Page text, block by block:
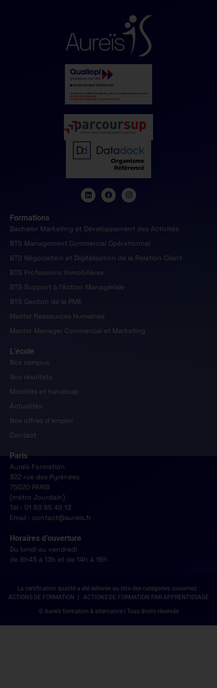
Formations
Bachelor Marketing et Développement des Activités
BTS Management Commercial Opérationnel
BTS Négociation et Digitalisation de la Relation Client
BTS Professions Immobilières
BTS Support à l'Action Managériale
BTS Gestion de la PME
Master Ressources Humaines
Master Manager Commercial et Marketing
L’école
Nos campus
Nos résultats
Mobiltés et handicap
Actualités
Nos offres d'emploi
Contact
Paris
Aureïs Formation
322 rue des Pyrénées
75020 PARIS
(métro Jourdain)
Tél : 01 83 95 49 13
Email : contact@aureis.fr
Horaires d’ouverture
Du lundi au vendredi
de 8h45 à 13h et de 14h à 18h
La certification qualité a été délivrée au titre des catégories suivantes :
ACTIONS DE FORMATION | ACTIONS DE FORMATION PAR APPRENTISSAGE
© Aureis formation & alternance | Tous droits réservés